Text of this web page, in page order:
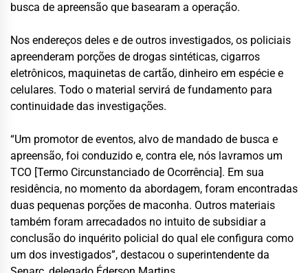
busca de apreensão que basearam a operação.
Nos endereços deles e de outros investigados, os policiais
apreenderam porções de drogas sintéticas, cigarros
eletrônicos, maquinetas de cartão, dinheiro em espécie e
celulares. Todo o material servirá de fundamento para
continuidade das investigações.
“Um promotor de eventos, alvo de mandado de busca e
apreensão, foi conduzido e, contra ele, nós lavramos um
TCO [Termo Circunstanciado de Ocorrência]. Em sua
residência, no momento da abordagem, foram encontradas
duas pequenas porções de maconha. Outros materiais
também foram arrecadados no intuito de subsidiar a
conclusão do inquérito policial do qual ele configura como
um dos investigados”, destacou o superintendente da